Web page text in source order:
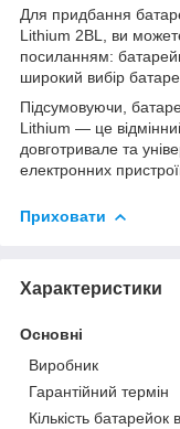
Для придбання
Lithium 2BL, ви
посиланням:
широкий вибір
Підсумовуючи,
Lithium — це
довготривале та
електронних
Приховати
Характеристики
Основні
Виробник
Гарантійний термін
Кількість батарейок в